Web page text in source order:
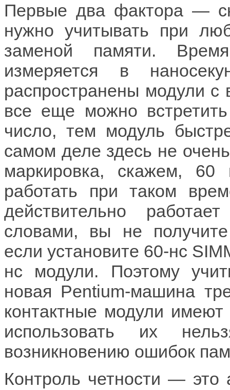
Первые два фактора —
нужно учитывать при
заменой памяти.
измеряется в
распространены модули
все еще можно
число, тем модуль
самом деле здесь не
маркировка, скажем,
работать при таком
действительно
словами, вы не получите
если установите 60-нс
нс модули. Поэтому
новая Pentium-машина
контактные модули
использовать их
возникновению ошибок
Контроль четности — это